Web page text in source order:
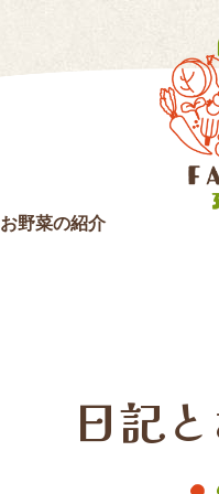
お野菜の紹介
日記